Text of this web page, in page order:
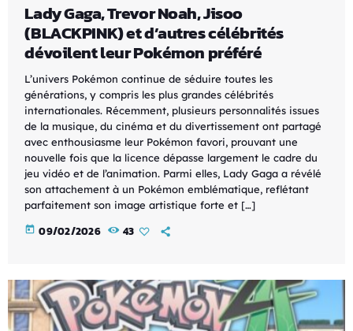
Lady Gaga, Trevor Noah, Jisoo
(BLACKPINK) et d’autres célébrités
dévoilent leur Pokémon préféré
L’univers Pokémon continue de séduire toutes les
générations, y compris les plus grandes célébrités
internationales. Récemment, plusieurs personnalités issues
de la musique, du cinéma et du divertissement ont partagé
avec enthousiasme leur Pokémon favori, prouvant une
nouvelle fois que la licence dépasse largement le cadre du
jeu vidéo et de l’animation. Parmi elles, Lady Gaga a révélé
son attachement à un Pokémon emblématique, reflétant
parfaitement son image artistique forte et […]
today 09/02/2026 43